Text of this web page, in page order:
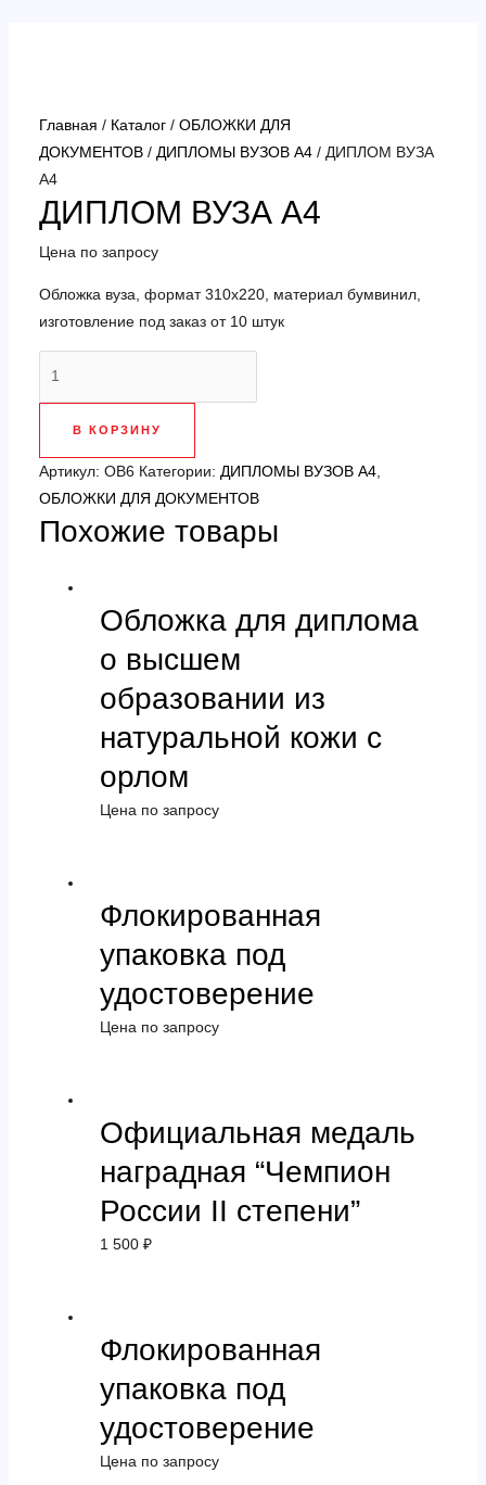
Главная / Каталог/ ОБЛОЖКИ ДЛЯ
ДОКУМЕНТОВ/ ДИПЛОМЫ ВУЗОВ А4/ ДИПЛОМ ВУЗА
А4
ДИПЛОМ ВУЗА А4
Цена по запросу
Обложка вуза, формат 310х220, материал бумвинил,
изготовление под заказ от 10 штук
А4
В КОРЗИНУ
Артикул: ОВ6 Категории: ДИПЛОМЫ ВУЗОВ А4,
ОБЛОЖКИ ДЛЯ ДОКУМЕНТОВ
Похожие товары
Обложка для диплома
о высшем
образовании из
натуральной кожи с
орлом
Цена по запросу
Флокированная
упаковка под
удостоверение
Цена по запросу
Официальная медаль
наградная “Чемпион
России II степени”
1 500 ₽
Флокированная
упаковка под
удостоверение
Цена по запросу